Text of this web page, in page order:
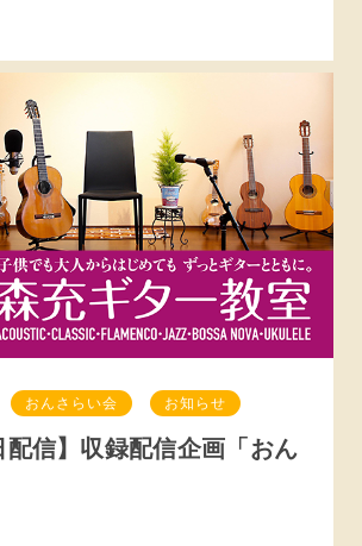
おんさらい会 お知らせ
配信】収録配信企画「おん